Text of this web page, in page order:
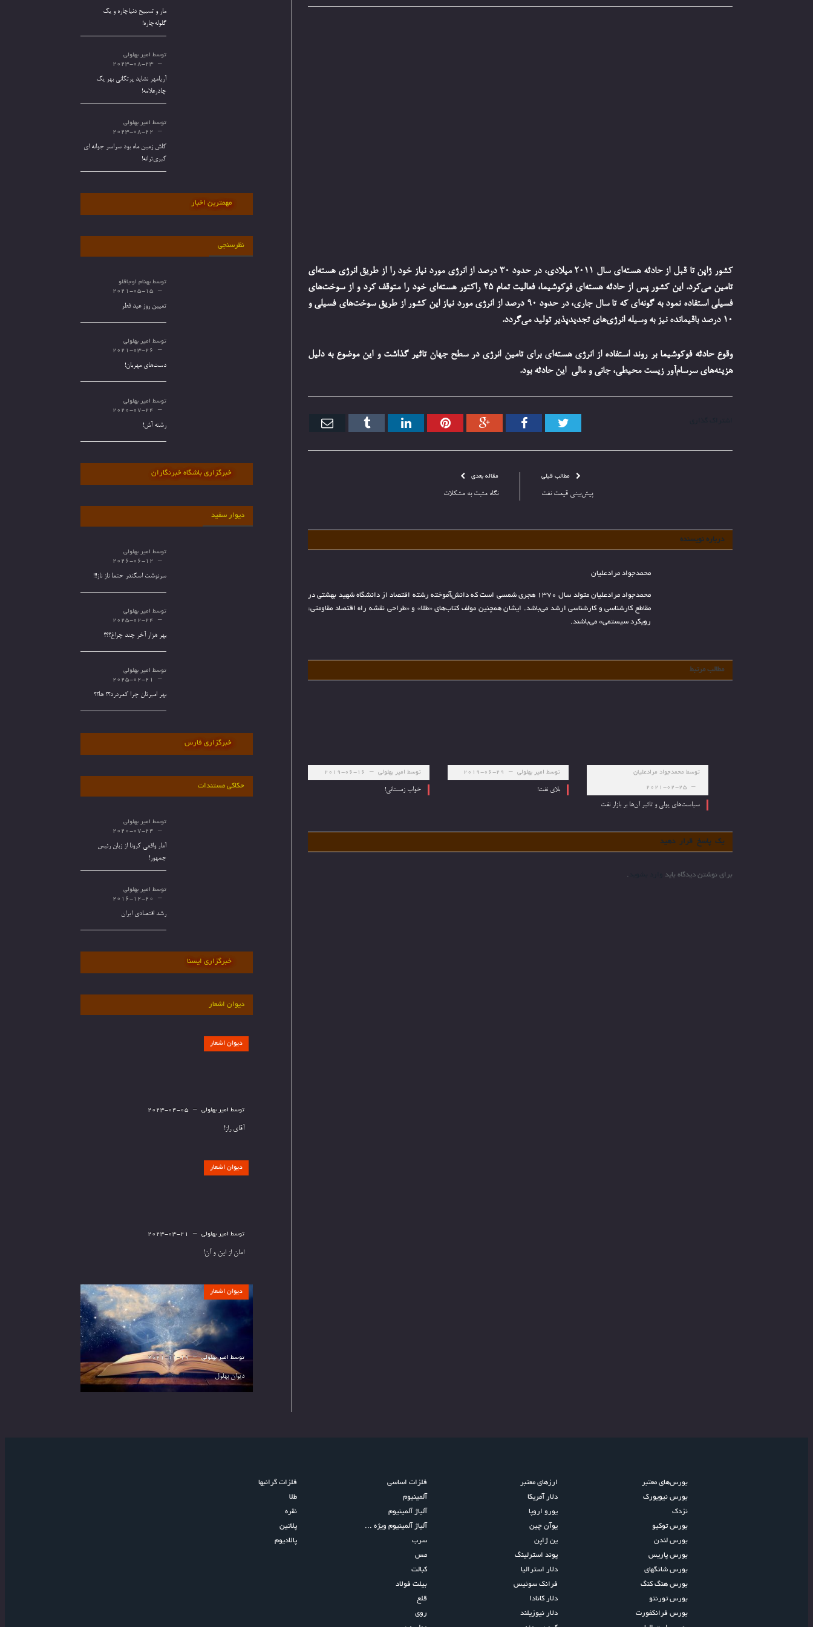
کشور ژاپن تا قبل از حادثه هسته‌ای سال 2011 میلادی، در حدود 30 درصد از انرژی مورد نیاز خود را از طریق انرژی هسته‌ای
تامین می‌کرد. این کشور پس از حادثه هسته‌ای فوکوشیما، فعالیت تمام 45 راکتور هسته‌ای خود را متوقف کرد و از سوخت‌های
فسیلی استفاده نمود به گونه‌ای که تا سال جاری، در حدود 90 درصد از انرژی مورد نیاز این کشور از طریق سوخت‌های فسیلی و
10 درصد باقیمانده نیز به وسیله انرژی‌های تجدیدپذیر تولید می‌گردد.
وقوع حادثه فوکوشیما بر روند استفاده از انرژی هسته‌ای برای تامین انرژی در سطح جهان تاثیر گذاشت و این موضوع به دلیل
هزینه‌های سرسام‌آور زیست محیطی، جانی و مالی این حادثه بود.
گوگل+ پینترستارتباط Tumblr ایمیل
مطالب قبلی
پیش‌بینی قیمت نفت
مقاله بعدی
نگاه مثبت به مشکلات
درباره نویسنده
محمدجواد مرادعلیان
محمدجواد مرادعلیان متولد سال 1370 هجری شمسی است که دانش‌آموخته رشته اقتصاد از دانشگاه شهید بهشتی در
مقاطع کارشناسی و کارشناسی ارشد می‌باشد. ایشان همچنین مولف کتاب‌های «طلا» و «طراحی نقشه راه اقتصاد مقاومتی:
رویکرد سیستمی» می‌باشند.
مطالب مرتبط
توسط محمدجواد مرادعلیان
2021-02-25
سیاست‌های پولی و تاثیر آن‌ها بر بازار نفت
توسط امیر بهلولی 2019-06-29
بلای نفت!
توسط امیر بهلولی 2019-06-16
خواب زمستانی!
یک پاسخ قرار دهید
برای نوشتن دیدگاه باید .
مار و تسبیح دنیاچاره و یک
گلوله‌چاره!
توسط امیر بهلولی
2023-08-23
آریامهر نشاید پرتکانی بهر یک
چادرعلامه!
توسط امیر بهلولی
2023-08-22
کاش زمین ماه بود سراسر جوانه ای
کبری‌ترانه!
مهمترین اخبار
نظرسنجی
توسط بهنام اوجاقلو
2021-05-15
تعیین روز عید فطر
توسط امیر بهلولی
2021-03-26
دست‌های مهربان!
توسط امیر بهلولی
2020-07-24
رشته آش!
خبرگزاری باشگاه خبرنگاران
دیوار سفید
توسط امیر بهلولی
2026-06-12
سرنوشت اسکندر حتما ناز ناز!!!
توسط امیر بهلولی
2025-02-24
بهر هزار آخر چند چراغ؟؟؟
توسط امیر بهلولی
2025-02-21
بهر امیرتان چرا کمردرد؟؟ ها؟؟
خبرگزاری فارس
حکاکی مستندات
توسط امیر بهلولی
2020-07-24
آمار واقعی کرونا از زبان رئیس
جمهور!
توسط امیر بهلولی
2016-12-20
رشد اقتصادی ایران
خبرگزاری ایسنا
دیوان اشعار
دیوان اشعار
توسط امیر بهلولی 2023-04-05
آقای راز!
دیوان اشعار
توسط امیر بهلولی 2023-03-21
امان از این و آن!
دیوان اشعار
توسط امیر بهلولی 2021-11-19
دیوان بهلول
بورس‌های معتبر
بورس نیویورک
نزدک
بورس توکیو
بورس لندن
بورس پاریس
بورس شانگهای
بورس هنگ کنگ
بورس تورنتو
بورس فرانکفورت
ارزهای معتبر
دلار آمریکا
یورو اروپا
یوآن چین
ین ژاپن
پوند استرلینگ
دلار استرالیا
فرانک سوئیس
دلار کانادا
دلار نیوزیلند
فلزات اساسی
آلمینیوم
آلیاژ آلمینیوم
آلیاژ آلمینیوم ویژه ...
سرب
مس
کبالت
بیلت فولاد
قلع
روی
فلزات گرانبها
طلا
نقره
پلاتین
پالادیوم